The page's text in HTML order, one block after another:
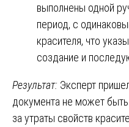
выполнены одной
период, с
красителя, что
создание и
Результат: Эксперт
документа не может
за утраты свойств